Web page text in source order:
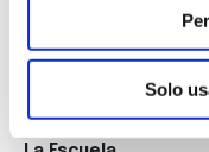
Solo